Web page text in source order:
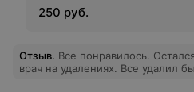
250 руб.
Отзыв. Все понравилось.
врач на удалениях. Все удалил